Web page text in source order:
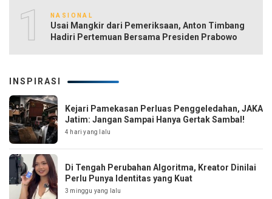
10NASIONAL
Usai Mangkir dari Pemeriksaan, Anton Timbang
Hadiri Pertemuan Bersama Presiden Prabowo
INSPIRASI
Kejari Pamekasan Perluas Penggeledahan, JAKA
Jatim: Jangan Sampai Hanya Gertak Sambal!
4 hari yang lalu
Di Tengah Perubahan Algoritma, Kreator Dinilai
Perlu Punya Identitas yang Kuat
3 minggu yang lalu